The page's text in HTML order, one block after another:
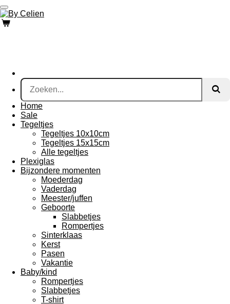
Ga
direct
naar
Home
Sale
Tegeltjes
Tegeltjes 10x10cm
Tegeltjes 15x15cm
Alle tegeltjes
Plexiglas
Bijzondere momenten
Moederdag
Vaderdag
Meester/juffen
Geboorte
Slabbetjes
Rompertjes
Sinterklaas
Kerst
Pasen
Vakantie
Baby/kind
Rompertjes
Slabbetjes
T-shirt